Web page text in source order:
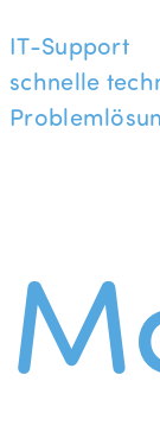
IT-Support
schnelle